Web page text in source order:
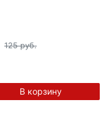
125 руб.
В корзину